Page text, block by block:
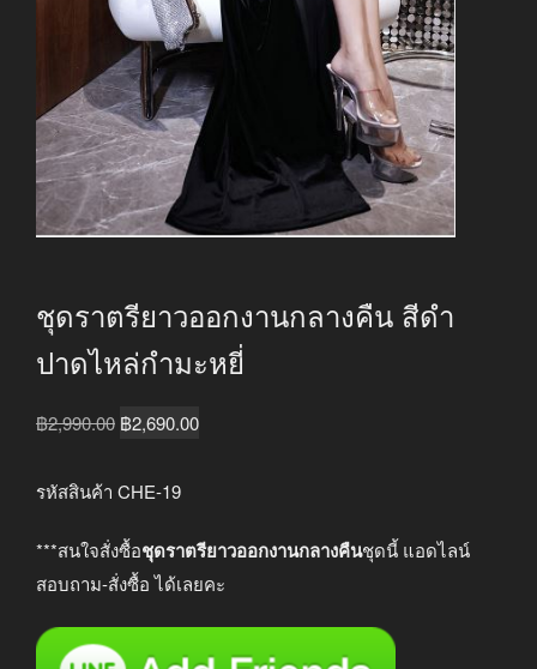
ชุดราตรียาวออกงานกลางคืน สีดำ
ปาดไหล่กำมะหยี่
฿2,990.00 Original
was:
฿2,690.00Current
รหัสสินค้า CHE-19
***สนใจสั่งซื้อชุดราตรียาวออกงานกลางคืนชุดนี้ แอดไลน์
สอบถาม-สั่งซื้อ ได้เลยคะ